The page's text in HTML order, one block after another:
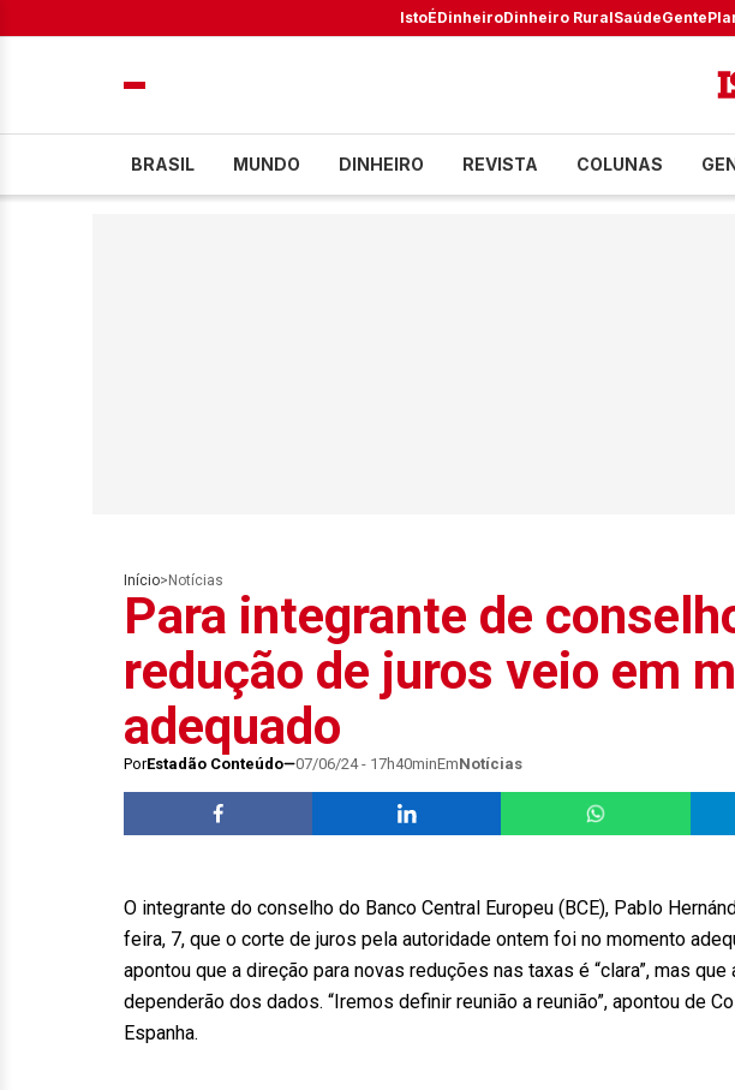
IstoÉDinheiroDinheiro RuralSaúdeGente
BRASIL MUNDO DINHEIRO REVISTA COLUNAS
Início> Notícias
Para integrante de
redução de juros veio em
adequado
PorEstadão Conteúdo 07/06/24 - 17h40minEmNotícias
O integrante do conselho do Banco Central Europeu (BCE), Pablo
feira, 7, que o corte de juros pela autoridade ontem foi no momento
apontou que a direção para novas reduções nas taxas é “clara”, mas
dependerão dos dados. “Iremos definir reunião a reunião”, apontou de
Espanha.